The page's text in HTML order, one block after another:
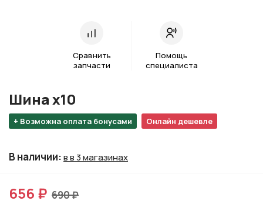
Сравнить
запчасти
Помощь
специалиста
+ Возможна оплата бонусами Онлайн дешевле
Шина х10
В наличии:в в 3 магазинах
656 ₽ 690 ₽